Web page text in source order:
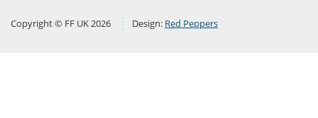
Copyright © FF UK 2026 Design: Red Peppers